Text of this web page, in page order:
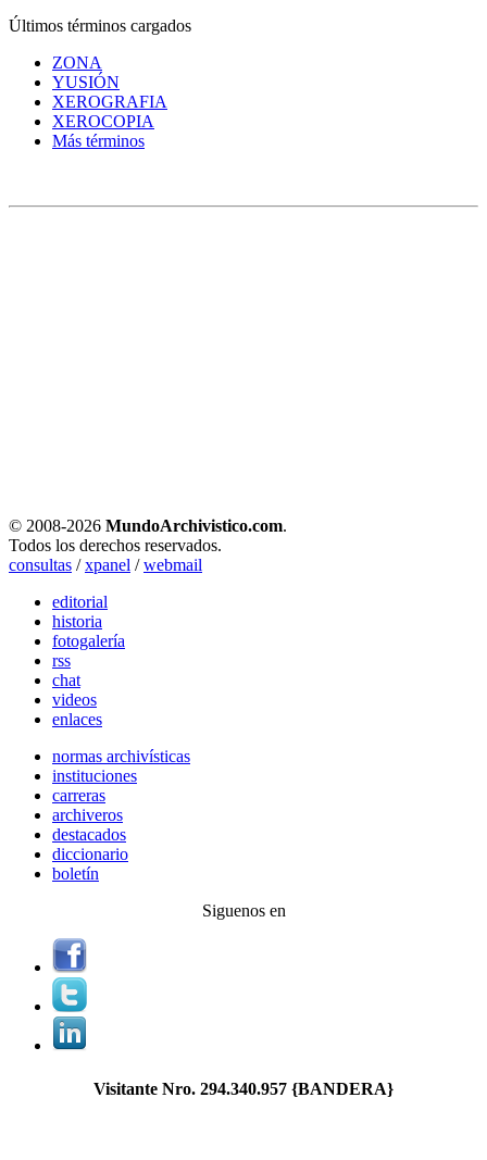
Últimos términos cargados
ZONA
YUSIÓN
XEROGRAFIA
XEROCOPIA
Más términos
© 2008-2026 MundoArchivistico.com.
Todos los derechos reservados.
consultas /xpanel /webmail
editorial
historia
fotogalería
rss
chat
videos
enlaces
normas archivísticas
instituciones
carreras
archiveros
destacados
diccionario
boletín
Siguenos en
Visitante Nro. 294.340.957 {BANDERA}